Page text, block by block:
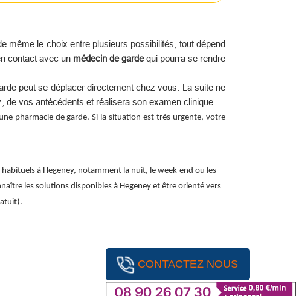
CONTACTEZ NOUS
même le choix entre plusieurs possibilités, tout dépend
contact avec un médecin de gardequi pourra se rendre
peut se déplacer directement chez vous. La suite ne
vos antécédents et réalisera son examen clinique.
pharmacie de garde. Si la situation est très urgente, votre
à Hegeney, notamment la nuit, le week-end ou les
les solutions disponibles à Hegeney et être orienté vers